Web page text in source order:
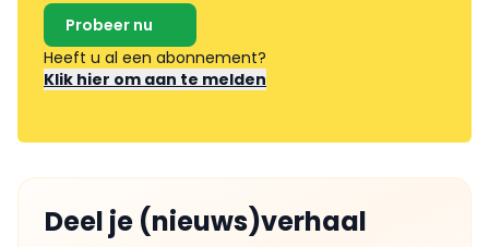
Probeer nu
Heeft u al een abonnement?
Klik hier om aan te melden
Deel je (nieuws)verhaal